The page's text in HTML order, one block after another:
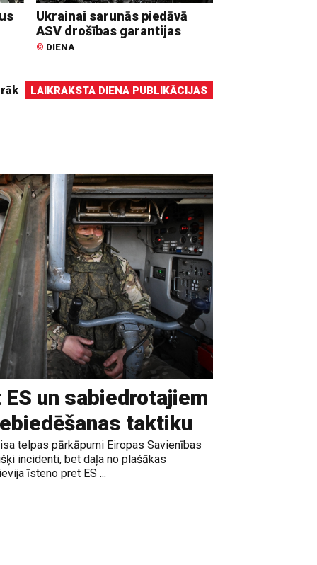
Ukrainai sarunās piedāvā
ASV drošības garantijas
© DIENA
LAIKRAKSTA DIENA PUBLIKĀCIJAS
un sabiedrotajiem
taktiku
telpas pārkāpumi Eiropas Savienības
incidenti, bet daļa no plašākas
īsteno pret ES ...